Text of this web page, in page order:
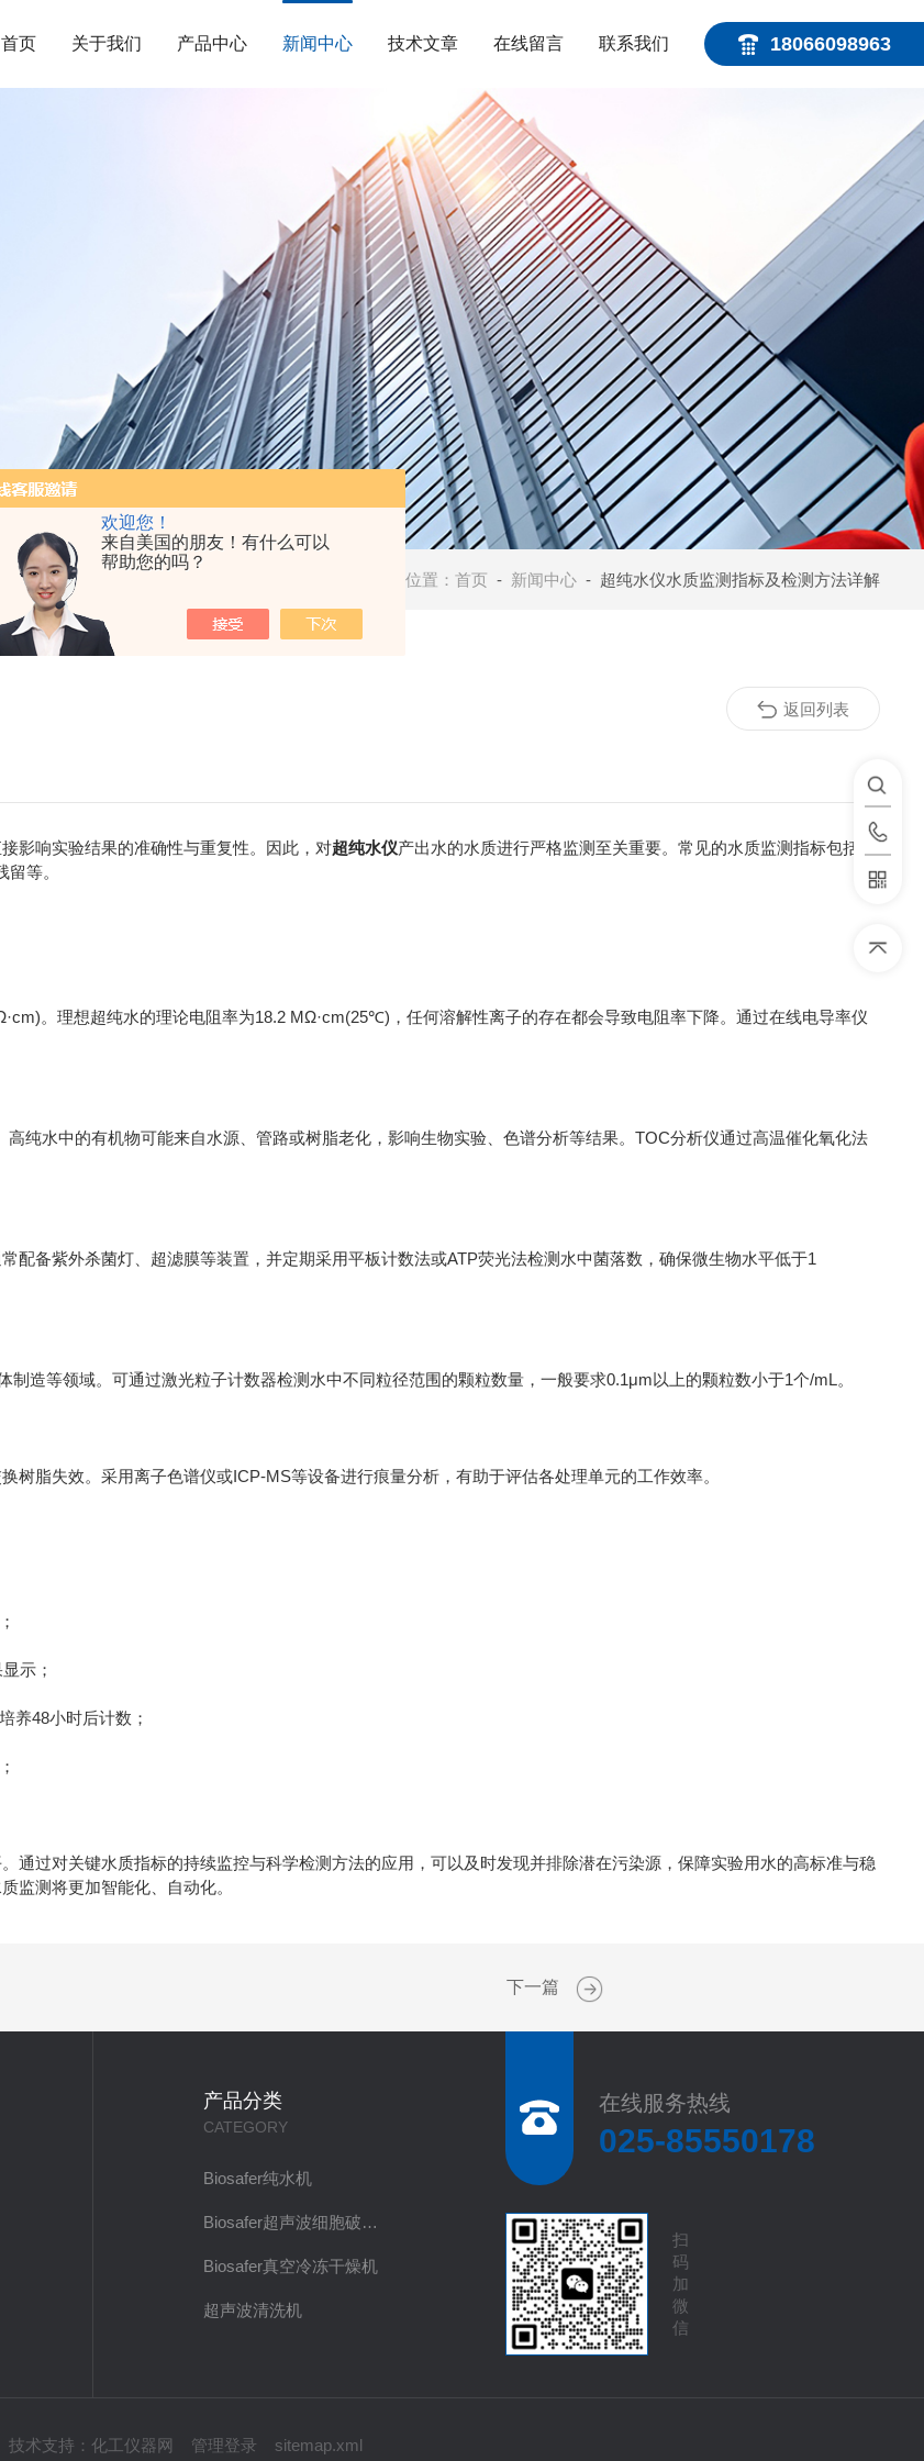
欢迎您！
来自美国的朋友！有什么可以
帮助您的吗？
18066098963
首页 关于我们 产品中心 新闻中心 技术文章 在线留言 联系我们
章 当前位置： 首页 - 新闻中心- 超纯水仪水质监测指标及检测方法详解
响实验结果的准确性与重复性。因此，对超纯水仪产出水的水质进行严格监测至关重要。常见的水质监测指标包括电
等。
。理想超纯水的理论电阻率为18.2 MΩ·cm(25℃)，任何溶解性离子的存在都会导致电阻率下降。通过在线电导率仪
水中的有机物可能来自水源、管路或树脂老化，影响生物实验、色谱分析等结果。TOC分析仪通过高温催化氧化法
备紫外杀菌灯、超滤膜等装置，并定期采用平板计数法或ATP荧光法检测水中菌落数，确保微生物水平低于1
等领域。可通过激光粒子计数器检测水中不同粒径范围的颗粒数量，一般要求0.1μm以上的颗粒数小于1个/mL。
脂失效。采用离子色谱仪或ICP-MS等设备进行痕量分析，有助于评估各处理单元的工作效率。
示；
48小时后计数；
通过对关键水质指标的持续监控与科学检测方法的应用，可以及时发现并排除潜在污染源，保障实验用水的高标准与稳
监测将更加智能化、自动化。
返回列表
下一篇
产品分类
CATEGORY
Biosafer纯水机
Biosafer超声波细胞破碎仪
Biosafer真空冷冻干燥机
超声波清洗机
在线服务热线
025-85550178
扫
码
加
微
信
技术支持： 化工仪器网 管理登录 sitemap.xml